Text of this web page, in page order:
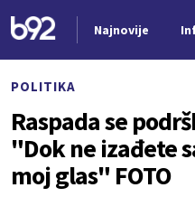
Najnovije
POLITIKA
Raspada se
"Dok ne izađete
moj glas" FOTO